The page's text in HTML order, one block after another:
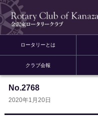
ロータリーとは
クラブ会報
No.2768
2020年1月20日